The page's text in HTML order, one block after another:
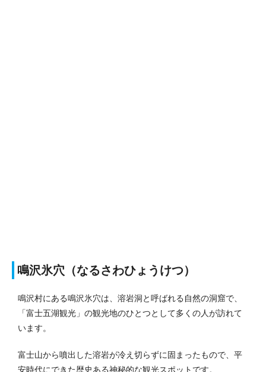
鳴沢氷穴（なるさわひょうけつ）
鳴沢村にある鳴沢氷穴は、溶岩洞と呼ばれる自然の洞窟で、
「富士五湖観光」の観光地のひとつとして多くの人が訪れて
います。
富士山から噴出した溶岩が冷え切らずに固まったもので、平
安時代にできた歴史ある神秘的な観光スポットです。